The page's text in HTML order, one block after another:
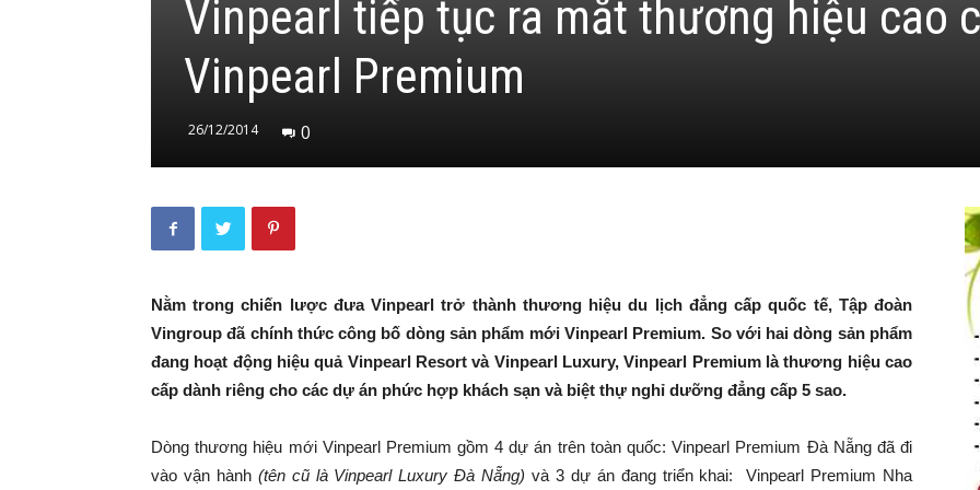
Vinpearl tiếp tục ra mắt thương hiệu cao
Vinpearl Premium
26/12/2014 0
Nằm trong chiến lược đưa Vinpearl trở thành thương hiệu du lịch đẳng cấp quốc tế, Tập đoàn
Vingroup đã chính thức công bố dòng sản phẩm mới Vinpearl Premium. So với hai dòng sản phẩm
đang hoạt động hiệu quả Vinpearl Resort và Vinpearl Luxury, Vinpearl Premium là thương hiệu cao
cấp dành riêng cho các dự án phức hợp khách sạn và biệt thự nghỉ dưỡng đẳng cấp 5 sao.
Dòng thương hiệu mới Vinpearl Premium gồm 4 dự án trên toàn quốc: Vinpearl Premium Đà Nẵng đã đi
vào vận hành (tên cũ là Vinpearl Luxury Đà Nẵng)và 3 dự án đang triển khai: Vinpearl Premium Nha